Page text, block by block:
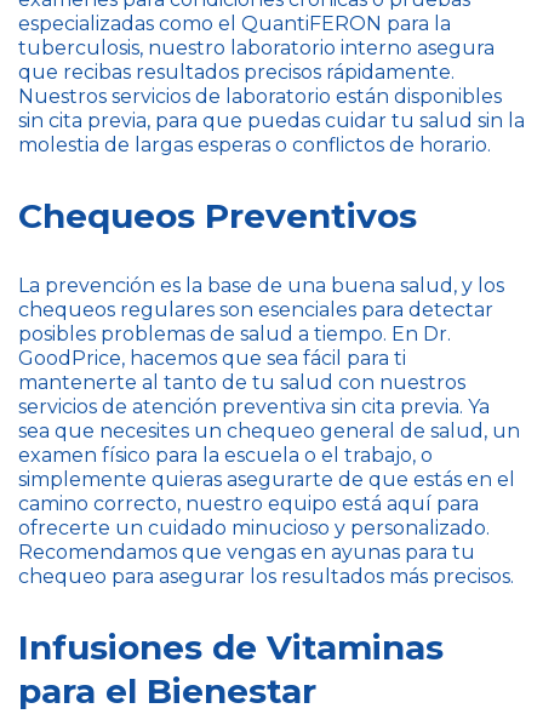
especializadas como el QuantiFERON para la
tuberculosis, nuestro laboratorio interno asegura
que recibas resultados precisos rápidamente.
Nuestros servicios de laboratorio están disponibles
sin cita previa, para que puedas cuidar tu salud sin la
molestia de largas esperas o conflictos de horario.
Chequeos Preventivos
La prevención es la base de una buena salud, y los
chequeos regulares son esenciales para detectar
posibles problemas de salud a tiempo. En Dr.
GoodPrice, hacemos que sea fácil para ti
mantenerte al tanto de tu salud con nuestros
servicios de atención preventiva sin cita previa. Ya
sea que necesites un chequeo general de salud, un
examen físico para la escuela o el trabajo, o
simplemente quieras asegurarte de que estás en el
camino correcto, nuestro equipo está aquí para
ofrecerte un cuidado minucioso y personalizado.
Recomendamos que vengas en ayunas para tu
chequeo para asegurar los resultados más precisos.
Infusiones de Vitaminas
para el Bienestar